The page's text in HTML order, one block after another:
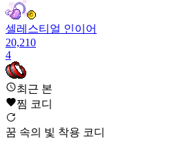
셀레스티얼 인이어
20,210
4
하프 이어링
7,728
5
시간의 방랑자 이어링
최근 본
찜 코디
꿈 속의 빛 착용 코디